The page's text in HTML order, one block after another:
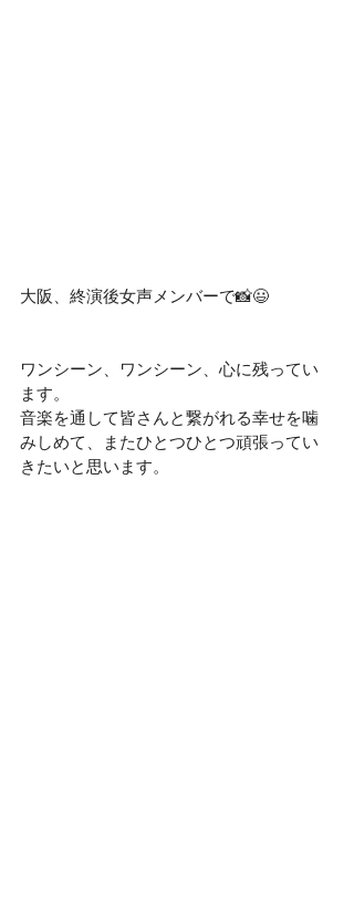
大阪、終演後女声メンバーで📸😃
ワンシーン、ワンシーン、心に残ってい
ます。
音楽を通して皆さんと繋がれる幸せを噛
みしめて、またひとつひとつ頑張ってい
きたいと思います。